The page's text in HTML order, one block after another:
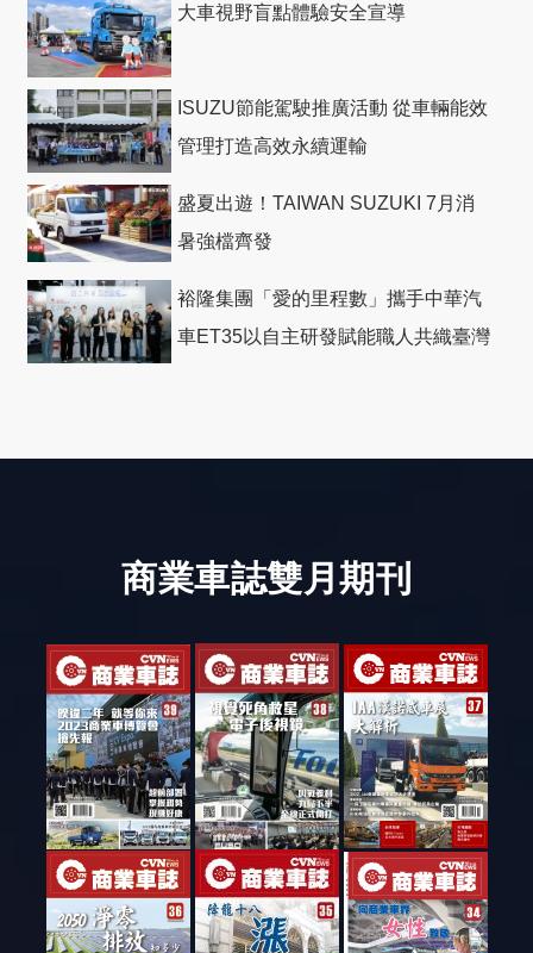
大車視野盲點體驗安全宣導
ISUZU節能駕駛推廣活動 從車輛能效
管理打造高效永續運輸
盛夏出遊！TAIWAN SUZUKI 7月消
暑強檔齊發
裕隆集團「愛的里程數」攜手中華汽
車ET35以自主研發賦能職人共織臺灣
商業車誌雙月期刊